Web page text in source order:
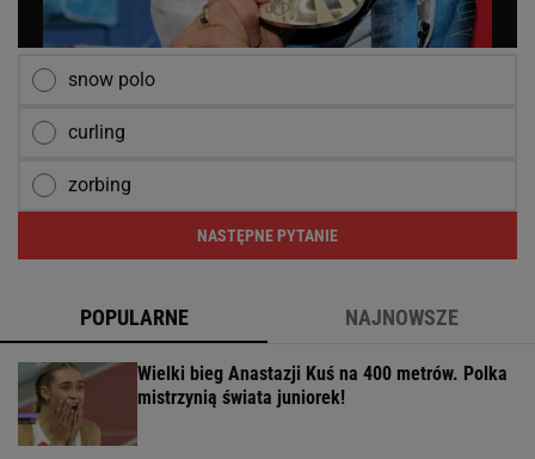
snow polo
curling
zorbing
NASTĘPNE PYTANIE
POPULARNE NAJNOWSZE
Wielki bieg Anastazji Kuś na 400 metrów. Polka
mistrzynią świata juniorek!